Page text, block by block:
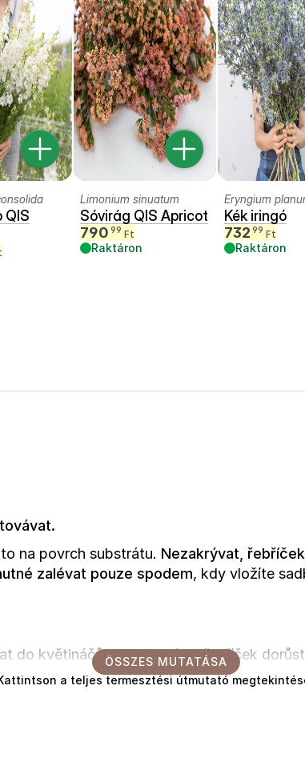
QIS
Limonium sinuatum
Sóvirág QIS Apricot
790 99 Ft
Raktáron
Eryngium
Kék iringó
732 99 Ft
Raktáron
na povrch substrátu. Nezakrývat,
zalévat pouze spodem, kdy vložíte
do květináčů, kde necháme řebříček
ÖSSZES MUTATÁSA
a teljes termesztési útmutató